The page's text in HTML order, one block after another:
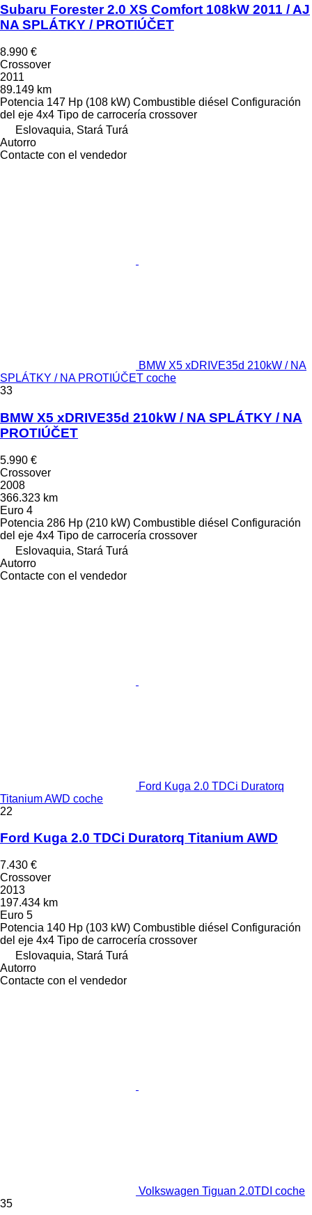
Subaru Forester 2.0 XS Comfort 108kW 2011 / AJ
NA SPLÁTKY / PROTIÚČET
8.990 €
Crossover
2011
89.149 km
Potencia 147 Hp (108 kW) Combustible diésel Configuración
del eje 4x4 Tipo de carrocería crossover
Eslovaquia, Stará Turá
Autorro
Contacte con el vendedor
BMW X5 xDRIVE35d 210kW / NA
SPLÁTKY / NA PROTIÚČET coche
33
BMW X5 xDRIVE35d 210kW / NA SPLÁTKY / NA
PROTIÚČET
5.990 €
Crossover
2008
366.323 km
Euro 4
Potencia 286 Hp (210 kW) Combustible diésel Configuración
del eje 4x4 Tipo de carrocería crossover
Eslovaquia, Stará Turá
Autorro
Contacte con el vendedor
Ford Kuga 2.0 TDCi Duratorq
Titanium AWD coche
22
Ford Kuga 2.0 TDCi Duratorq Titanium AWD
7.430 €
Crossover
2013
197.434 km
Euro 5
Potencia 140 Hp (103 kW) Combustible diésel Configuración
del eje 4x4 Tipo de carrocería crossover
Eslovaquia, Stará Turá
Autorro
Contacte con el vendedor
Volkswagen Tiguan 2.0TDI coche
35